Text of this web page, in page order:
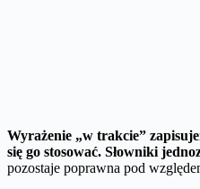
Wyrażenie „w trakcie”
się go stosować. Słowniki
pozostaje poprawna pod